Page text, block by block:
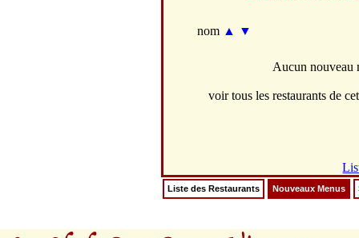
nom ▲ ▼
Aucun nouveau
voir tous les restaurants de
Liste des Restaurants Nouveaux Menus